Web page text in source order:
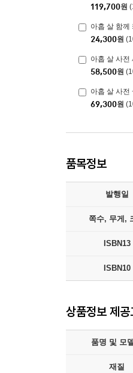
119,700원
아홉 살 함께
24,300원
아홉 살 사전
58,500원
아홉 살 사전
69,300원
품목정보
발행일
쪽수, 무게,
ISBN13
ISBN10
상품정보 제공
품명 및 모
재질